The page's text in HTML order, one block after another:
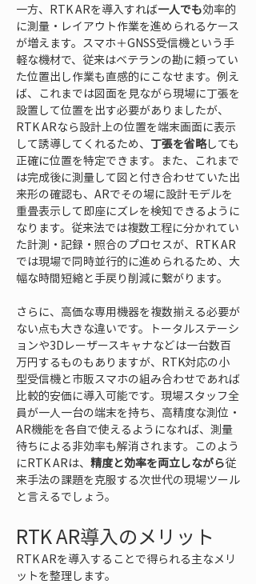
一方、RTK ARを導入すれば一人でも効率的
に測量・レイアウト作業を進められるケース
が増えます。スマホ＋GNSS受信機という手
軽な機材で、従来はベテランの勘に頼ってい
た位置出し作業も直感的にこなせます。例え
ば、これまでは図面を見ながら現場に丁張を
設置して位置を出す必要がありましたが、
RTK ARなら設計上の位置を端末画面に表示
して誘導してくれるため、 丁張を省略しても
正確に位置を特定できます。また、これまで
は完成後に測量して図と付き合わせていた出
来形の確認も、ARでその場に設計モデルを
重畳表示して即座にズレを検知できるように
なります。従来法では複数工程に分かれてい
た計測・記録・照合のプロセスが、RTK AR
では現場で同時並行的に進められるため、大
幅な時間短縮と手戻り削減に繋がります。
さらに、高価な専用機器を複数揃える必要が
ない点も大きな違いです。トータルステーシ
ョンや3Dレーザースキャナなどは一台数百
万円するものもありますが、RTK対応の小
型受信機と市販スマホの組み合わせであれば
比較的安価に導入可能です。現場スタッフ全
員が一人一台の端末を持ち、高精度な測位・
AR機能を各自で使えるようになれば、測量
待ちによる非効率も解消されます。このよう
にRTK ARは、 精度と効率を両立しながら従
来手法の課題を克服する次世代の現場ツール
と言えるでしょう。
RTK AR導入のメリット
RTK ARを導入することで得られる主なメリ
ットを整理します。